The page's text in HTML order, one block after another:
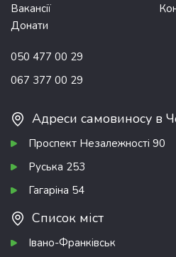
Вакансії
Донати
050 477 00 29
067 377 00 29
Адреси самовиносу в
Проспект Незалежності 90
Руська 253
Гагаріна 54
Список міст
Івано-Франківськ